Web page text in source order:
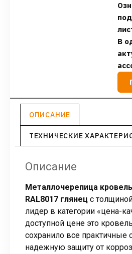
В
ОПИСАНИЕ
ТЕХНИЧЕСКИЕ
Описание
Металлочерепица
RAL8017 глянец с
лидер в категории «цена-
доступной цене это
сохранило все практичные
надежную защиту от